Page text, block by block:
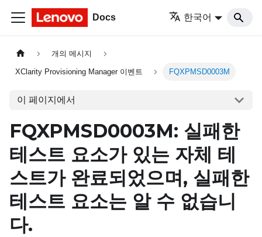
Docs 한국어
개의 메시지
XClarity Provisioning Manager 이벤트 FQXPMSD0003M
이 페이지에서
FQXPMSD0003M: 실패한
테스트 요소가 있는 자체 테
스트가 완료되었으며, 실패한
테스트 요소는 알 수 없습니
다.